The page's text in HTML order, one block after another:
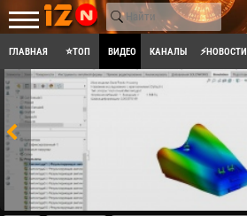
ГЛАВНАЯ ⭐ТОП ВИДЕО КАНАЛЫ ⚡НОВОСТИ